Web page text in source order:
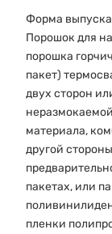
Форма выпуска
Порошок для
порошка
пакет)
двух сторон
материала,
другой
пакетах, или
пленки